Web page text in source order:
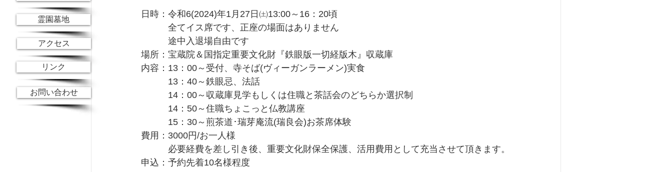
日時：令和6(2024)年1月27日㈯13:00～16：20頃
全てイス席です、正座の場面はありません
途中入退場自由です
場所：宝蔵院＆国指定重要文化財『鉄眼版一切経版木』収蔵庫
内容：13：00～受付、寺そば(ヴィーガンラーメン)実食
13：40～鉄眼忌、法話
14：00～収蔵庫見学もしくは住職と茶話会のどちらか選択制
14：50～住職ちょこっと仏教講座
15：30～煎茶道･瑞芽庵流(瑞良会)お茶席体験
費用：3000円/お一人様
必要経費を差し引き後、重要文化財保全保護、活用費用として充当させて頂きます。
申込：予約先着10名様程度
霊園墓地
お問い合わせ
アクセス
リンク